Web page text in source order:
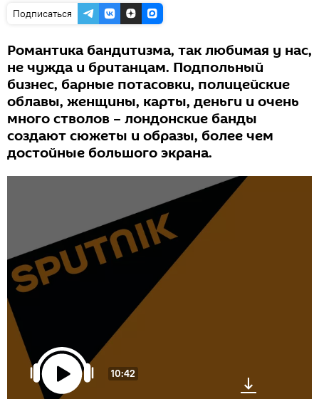
Подписаться
Романтика бандитизма, так любимая у нас,
не чужда и британцам. Подпольный
бизнес, барные потасовки, полицейские
облавы, женщины, карты, деньги и очень
много стволов – лондонские банды
создают сюжеты и образы, более чем
достойные большого экрана.
10:42